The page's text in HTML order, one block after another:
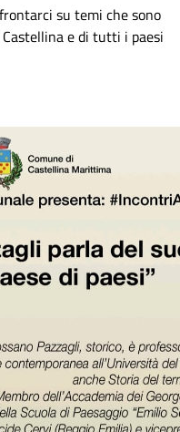
su temi che sono
e di tutti i paesi